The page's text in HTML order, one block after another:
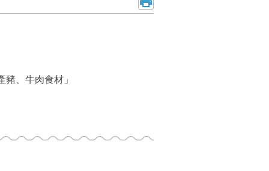
、牛肉食材」